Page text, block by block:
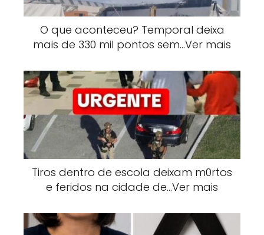
O que aconteceu? Temporal deixa
mais de 330 mil pontos sem…Ver mais
Tiros dentro de escola deixam m0rtos
e feridos na cidade de…Ver mais